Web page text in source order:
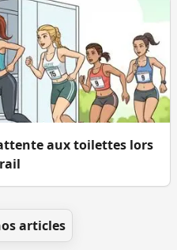
aux toilettes lors
articles